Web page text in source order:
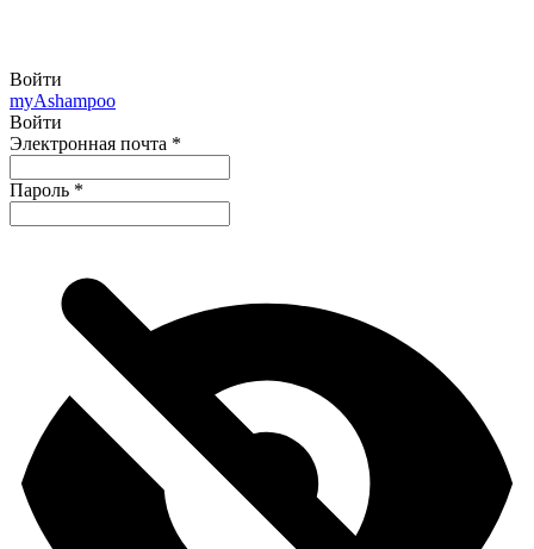
Войти
myAshampoo
Войти
Электронная почта *
Пароль *